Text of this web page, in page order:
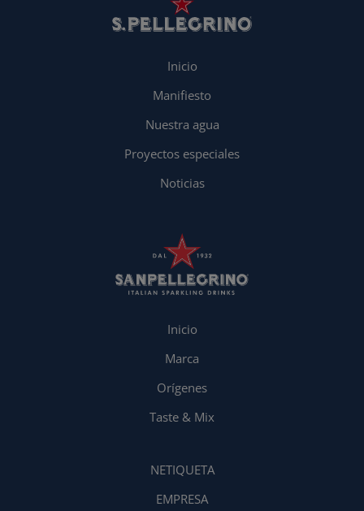
Inicio
Manifiesto
Nuestra agua
Proyectos especiales
Noticias
Inicio
Marca
Orígenes
Taste & Mix
NETIQUETA
EMPRESA